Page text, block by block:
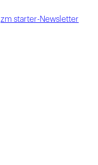
zm starter-Newsletter